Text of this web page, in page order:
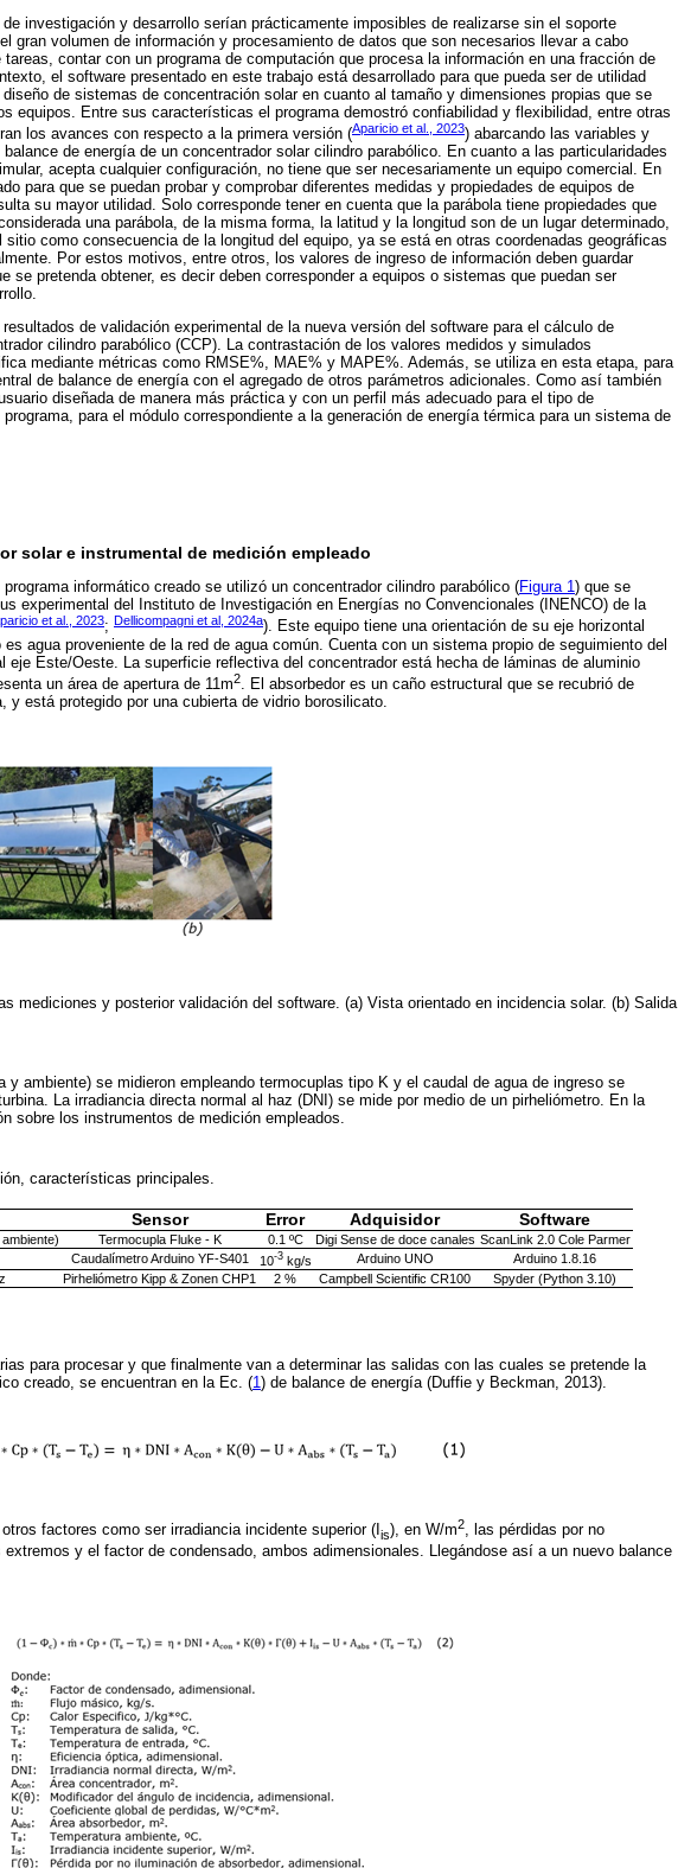
investigación y desarrollo serían prácticamente imposibles de realizarse sin el soporte
gran volumen de información y procesamiento de datos que son necesarios llevar a cabo
contar con un programa de computación que procesa la información en una fracción de
el software presentado en este trabajo está desarrollado para que pueda ser de utilidad
de sistemas de concentración solar en cuanto al tamaño y dimensiones propias que se
equipos. Entre sus características el programa demostró confiabilidad y flexibilidad, entre otras
los avances con respecto a la primera versión (Aparicio et al., 2023) abarcando las variables y
de energía de un concentrador solar cilindro parabólico. En cuanto a las particularidades
acepta cualquier configuración, no tiene que ser necesariamente un equipo comercial. En
para que se puedan probar y comprobar diferentes medidas y propiedades de equipos de
su mayor utilidad. Solo corresponde tener en cuenta que la parábola tiene propiedades que
una parábola, de la misma forma, la latitud y la longitud son de un lugar determinado,
como consecuencia de la longitud del equipo, ya se está en otras coordenadas geográficas
Por estos motivos, entre otros, los valores de ingreso de información deben guardar
se pretenda obtener, es decir deben corresponder a equipos o sistemas que puedan ser
de validación experimental de la nueva versión del software para el cálculo de
cilindro parabólico (CCP). La contrastación de los valores medidos y simulados
mediante métricas como RMSE%, MAE% y MAPE%. Además, se utiliza en esta etapa, para
de balance de energía con el agregado de otros parámetros adicionales. Como así también
diseñada de manera más práctica y con un perfil más adecuado para el tipo de
para el módulo correspondiente a la generación de energía térmica para un sistema de
solar e instrumental de medición empleado
informático creado se utilizó un concentrador cilindro parabólico (Figura 1) que se
experimental del Instituto de Investigación en Energías no Convencionales (INENCO) de la
et al., 2023; Dellicompagni et al, 2024a). Este equipo tiene una orientación de su eje horizontal
agua proveniente de la red de agua común. Cuenta con un sistema propio de seguimiento del
eje Este/Oeste. La superficie reflectiva del concentrador está hecha de láminas de aluminio
un área de apertura de 11m2
. El absorbedor es un caño estructural que se recubrió de
y está protegido por una cubierta de vidrio borosilicato.
mediciones y posterior validación del software. (a) Vista orientado en incidencia solar. (b) Salida
y ambiente) se midieron empleando termocuplas tipo K y el caudal de agua de ingreso se
La irradiancia directa normal al haz (DNI) se mide por medio de un pirheliómetro. En la
sobre los instrumentos de medición empleados.
características principales.
Sensor Error Adquisidor Software
Termocupla Fluke - K 0.1 ºC Digi Sense de doce canales ScanLink 2.0 Cole Parmer
Caudalímetro Arduino YF-S401 10-3kg/s Arduino UNO
Arduino 1.8.16
Pirheliómetro Kipp & Zonen CHP1 2 % Campbell Scientific CR100 Spyder (Python 3.10)
para procesar y que finalmente van a determinar las salidas con las cuales se pretende la
creado, se encuentran en la Ec. (1) de balance de energía (Duffie y Beckman, 2013).
factores como ser irradiancia incidente superior (I is), en W/m2, las pérdidas por no
y el factor de condensado, ambos adimensionales. Llegándose así a un nuevo balance